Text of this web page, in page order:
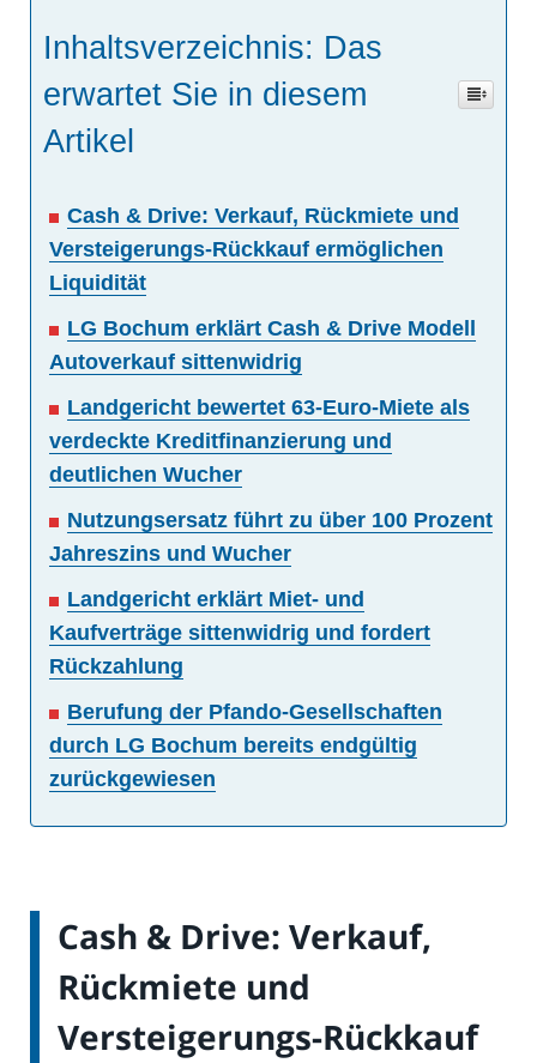
Inhaltsverzeichnis: Das
erwartet Sie in diesem
Artikel
Cash & Drive: Verkauf, Rückmiete und
Versteigerungs-Rückkauf ermöglichen
Liquidität
LG Bochum erklärt Cash & Drive Modell
Autoverkauf sittenwidrig
Landgericht bewertet 63-Euro-Miete als
verdeckte Kreditfinanzierung und
deutlichen Wucher
Nutzungsersatz führt zu über 100 Prozent
Jahreszins und Wucher
Landgericht erklärt Miet- und
Kaufverträge sittenwidrig und fordert
Rückzahlung
Berufung der Pfando-Gesellschaften
durch LG Bochum bereits endgültig
zurückgewiesen
Cash & Drive: Verkauf,
Rückmiete und
Versteigerungs-Rückkauf